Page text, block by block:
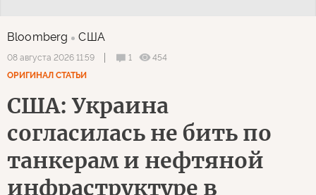
Bloomberg США
08 августа 2026 11:59 1
454
ОРИГИНАЛ СТАТЬИ
США: Украина
согласилась не бить по
танкерам и нефтяной
инфраструктуре в